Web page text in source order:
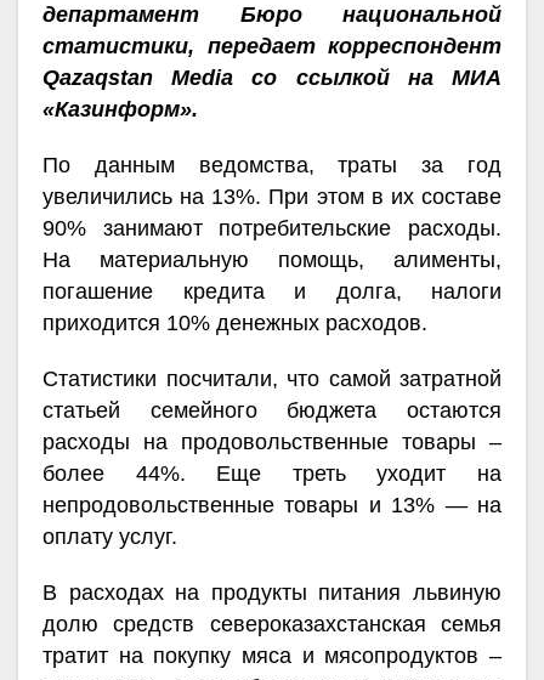
департамент Бюро национальной
статистики, передает корреспондент
Qazaqstan Media со ссылкой на МИА
«Казинформ».
По данным ведомства, траты за год
увеличились на 13%. При этом в их составе
90% занимают потребительские расходы.
На материальную помощь, алименты,
погашение кредита и долга, налоги
приходится 10% денежных расходов.
Статистики посчитали, что самой затратной
статьей семейного бюджета остаются
расходы на продовольственные товары –
более 44%. Еще треть уходит на
непродовольственные товары и 13% — на
оплату услуг.
В расходах на продукты питания львиную
долю средств североказахстанская семья
тратит на покупку мяса и мясопродуктов –